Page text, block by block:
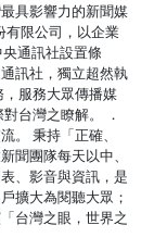
具影響力的新聞媒
有限公司，以企業
通訊社設置條
訊社，獨立超然執
服務大眾傳播媒
台灣之瞭解。 ．
。 秉持「正確、
聞團隊每天以中、
、影音與資訊，是
擴大為閱聽大眾；
台灣之眼，世界之